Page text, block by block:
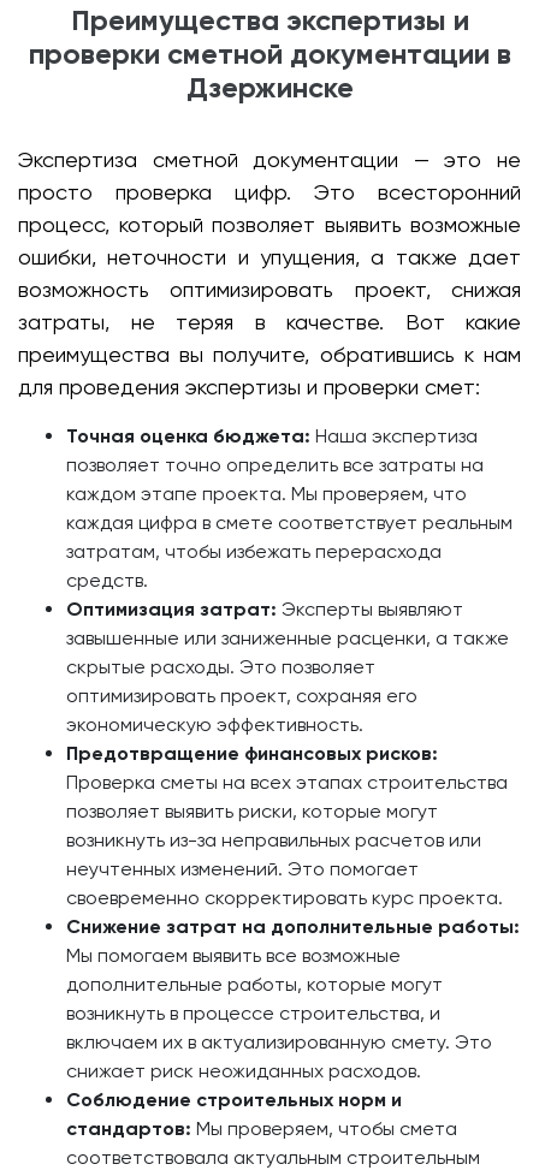
Преимущества экспертизы и
проверки сметной документации в
Дзержинске
Экспертиза сметной документации — это не
просто проверка цифр. Это всесторонний
процесс, который позволяет выявить возможные
ошибки, неточности и упущения, а также дает
возможность оптимизировать проект, снижая
затраты, не теряя в качестве. Вот какие
преимущества вы получите, обратившись к нам
для проведения экспертизы и проверки смет:
Точная оценка бюджета: Наша экспертиза
позволяет точно определить все затраты на
каждом этапе проекта. Мы проверяем, что
каждая цифра в смете соответствует реальным
затратам, чтобы избежать перерасхода
средств.
Оптимизация затрат: Эксперты выявляют
завышенные или заниженные расценки, а также
скрытые расходы. Это позволяет
оптимизировать проект, сохраняя его
экономическую эффективность.
Предотвращение финансовых рисков:
Проверка сметы на всех этапах строительства
позволяет выявить риски, которые могут
возникнуть из-за неправильных расчетов или
неучтенных изменений. Это помогает
своевременно скорректировать курс проекта.
Снижение затрат на дополнительные работы:
Мы помогаем выявить все возможные
дополнительные работы, которые могут
возникнуть в процессе строительства, и
включаем их в актуализированную смету. Это
снижает риск неожиданных расходов.
Соблюдение строительных норм и
стандартов: Мы проверяем, чтобы смета
соответствовала актуальным строительным